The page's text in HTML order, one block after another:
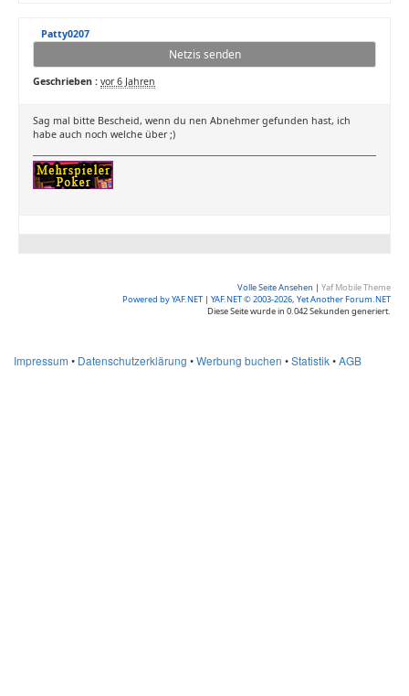
Patty0207
Netzis senden
Geschrieben : vor 6 Jahren
Sag mal bitte Bescheid, wenn du nen Abnehmer gefunden hast, ich
habe auch noch welche über ;)
Volle Seite Ansehen | Yaf Mobile Theme
Powered by YAF.NET | YAF.NET © 2003-2026, Yet Another Forum.NET
Diese Seite wurde in 0.042 Sekunden generiert.
Impressum • Datenschutzerklärung •Werbung buchen •Statistik•AGB